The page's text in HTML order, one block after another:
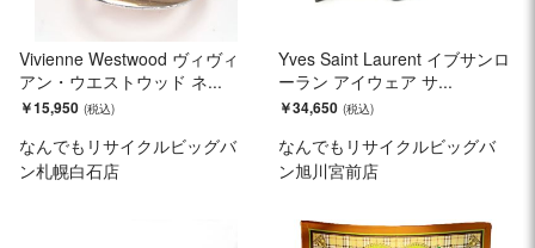
Vivienne Westwood ヴィヴィ
アン・ウエストウッド ネ...
￥15,950
なんでもリサイクルビッグバ
ン札幌白石店
Yves Saint Laurent イブサンロ
ーラン アイウェア サ...
￥34,650
なんでもリサイクルビッグバ
ン旭川宮前店